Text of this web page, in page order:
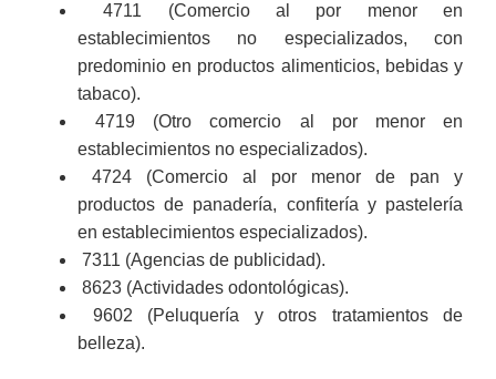
4711 (Comercio al por menor en
establecimientos no especializados, con
predominio en productos alimenticios, bebidas y
tabaco).
4719 (Otro comercio al por menor en
establecimientos no especializados).
4724 (Comercio al por menor de pan y
productos de panadería, confitería y pastelería
en establecimientos especializados).
7311 (Agencias de publicidad).
8623 (Actividades odontológicas).
9602 (Peluquería y otros tratamientos de
belleza).